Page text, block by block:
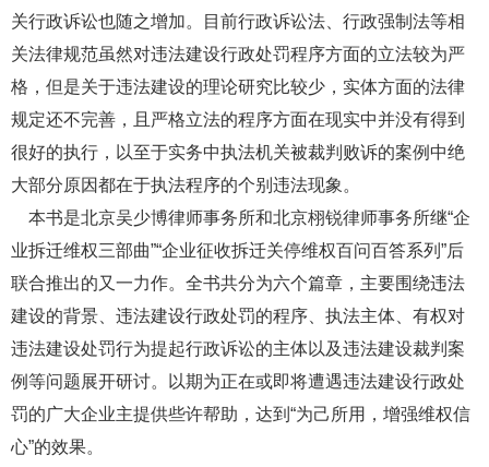
关行政诉讼也随之增加。目前行政诉讼法、行政强制法等相
关法律规范虽然对违法建设行政处罚程序方面的立法较为严
格，但是关于违法建设的理论研究比较少，实体方面的法律
规定还不完善，且严格立法的程序方面在现实中并没有得到
很好的执行，以至于实务中执法机关被裁判败诉的案例中绝
大部分原因都在于执法程序的个别违法现象。
本书是北京吴少博律师事务所和北京栩锐律师事务所继“企
业拆迁维权三部曲”“企业征收拆迁关停维权百问百答系列”后
联合推出的又一力作。全书共分为六个篇章，主要围绕违法
建设的背景、违法建设行政处罚的程序、执法主体、有权对
违法建设处罚行为提起行政诉讼的主体以及违法建设裁判案
例等问题展开研讨。以期为正在或即将遭遇违法建设行政处
罚的广大企业主提供些许帮助，达到“为己所用，增强维权信
心”的效果。